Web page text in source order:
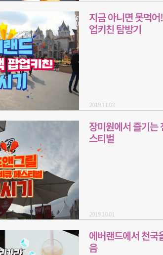
지금 아니면 못먹
업키친 탐방기
2019.11.03
장미원에서 즐기는
스티벌
2019.10.01
에버랜드에서 천국
음